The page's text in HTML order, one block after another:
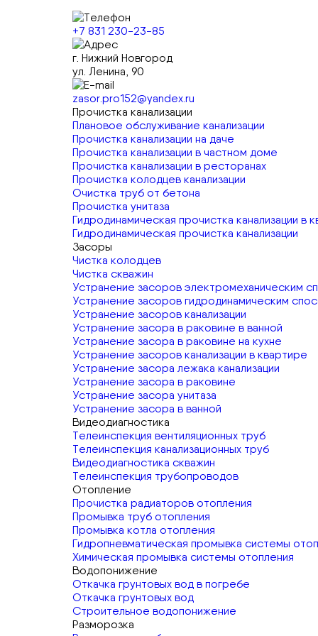
+7 831 230-23-85
г. Нижний Новгород
ул. Ленина, 90
zasor.pro152@yandex.ru
Прочистка канализации
Плановое обслуживание канализации
Прочистка канализации на даче
Прочистка канализации в частном доме
Прочистка канализации в ресторанах
Прочистка колодцев канализации
Очистка труб от бетона
Прочистка унитаза
Гидродинамическая прочистка канализации в
Гидродинамическая прочистка канализации
Засоры
Чистка колодцев
Чистка скважин
Устранение засоров электромеханическим
Устранение засоров гидродинамическим
Устранение засоров канализации
Устранение засора в раковине в ванной
Устранение засора в раковине на кухне
Устранение засоров канализации в квартире
Устранение засора лежака канализации
Устранение засора в раковине
Устранение засора унитаза
Устранение засора в ванной
Видеодиагностика
Телеинспекция вентиляционных труб
Телеинспекция канализационных труб
Видеодиагностика скважин
Телеинспекция трубопроводов
Отопление
Прочистка радиаторов отопления
Промывка труб отопления
Промывка котла отопления
Гидропневматическая промывка системы
Химическая промывка системы отопления
Водопонижение
Откачка грунтовых вод в погребе
Откачка грунтовых вод
Строительное водопонижение
Разморозка